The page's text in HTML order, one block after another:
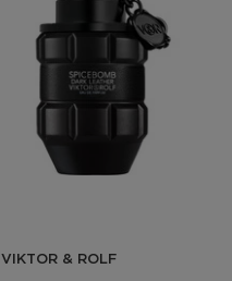
VIKTOR & ROLF